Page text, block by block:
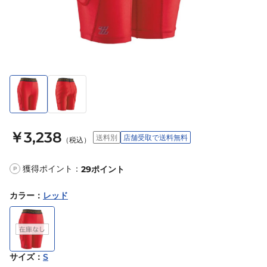
￥3,238 （税込） 送料別 店舗受取で送料無料
P 獲得ポイント： 29ポイント
カラー ： レッド
サイズ： S